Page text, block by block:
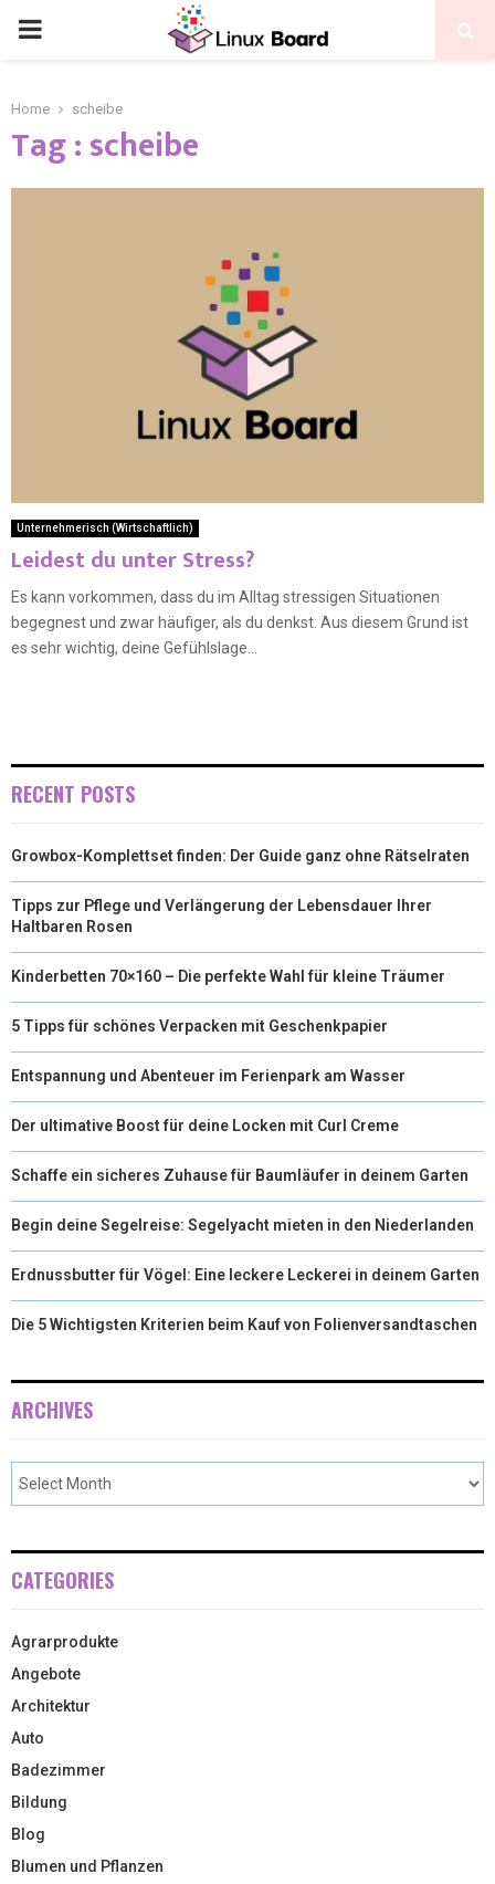
Home scheibe
Tag : scheibe
Unternehmerisch (Wirtschaftlich)
Leidest du unter Stress?
Es kann vorkommen, dass du im Alltag stressigen Situationen
begegnest und zwar häufiger, als du denkst. Aus diesem Grund ist
es sehr wichtig, deine Gefühlslage...
RECENT POSTS
Growbox-Komplettset finden: Der Guide ganz ohne Rätselraten
Tipps zur Pflege und Verlängerung der Lebensdauer Ihrer
Haltbaren Rosen
Kinderbetten 70×160 – Die perfekte Wahl für kleine Träumer
5 Tipps für schönes Verpacken mit Geschenkpapier
Entspannung und Abenteuer im Ferienpark am Wasser
Der ultimative Boost für deine Locken mit Curl Creme
Schaffe ein sicheres Zuhause für Baumläufer in deinem Garten
Begin deine Segelreise: Segelyacht mieten in den Niederlanden
Erdnussbutter für Vögel: Eine leckere Leckerei in deinem Garten
Die 5 Wichtigsten Kriterien beim Kauf von Folienversandtaschen
ARCHIVES
CATEGORIES
Agrarprodukte
Angebote
Architektur
Auto
Badezimmer
Bildung
Blog
Blumen und Pflanzen